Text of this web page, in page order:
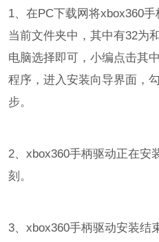
1、在PC下载网将xbox360
当前文件夹中，其中有32为
电脑选择即可，小编点击其
程序，进入安装向导界面，
步。
2、xbox360手柄驱动正在安
刻。
3、xbox360手柄驱动安装结